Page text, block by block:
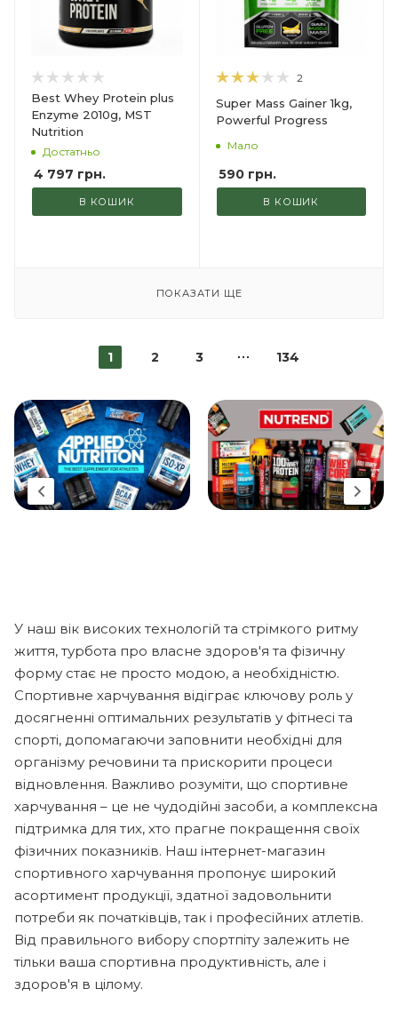
Best Whey Protein plus
Enzyme 2010g, MST
Nutrition
Достатньо
4 797 грн.
В КОШИК
2
Super Mass Gainer 1kg,
Powerful Progress
Мало
590грн.
В КОШИК
ПОКАЗАТИ ЩЕ
1 2 3 134
У наш вік високих технологій та стрімкого ритму
життя, турбота про власне здоров'я та фізичну
форму стає не просто модою, а необхідністю.
Спортивне харчування відіграє ключову роль у
досягненні оптимальних результатів у фітнесі та
спорті, допомагаючи заповнити необхідні для
організму речовини та прискорити процеси
відновлення. Важливо розуміти, що спортивне
харчування – це не чудодійні засоби, а комплексна
підтримка для тих, хто прагне покращення своїх
фізичних показників. Наш інтернет-магазин
спортивного харчування пропонує широкий
асортимент продукції, здатної задовольнити
потреби як початківців, так і професійних атлетів.
Від правильного вибору спортпіту залежить не
тільки ваша спортивна продуктивність, але і
здоров'я в цілому.